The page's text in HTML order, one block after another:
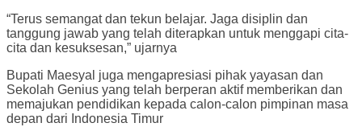
“Terus semangat dan tekun belajar. Jaga disiplin dan
tanggung jawab yang telah diterapkan untuk menggapi cita-
cita dan kesuksesan,” ujarnya
Bupati Maesyal juga mengapresiasi pihak yayasan dan
Sekolah Genius yang telah berperan aktif memberikan dan
memajukan pendidikan kepada calon-calon pimpinan masa
depan dari Indonesia Timur